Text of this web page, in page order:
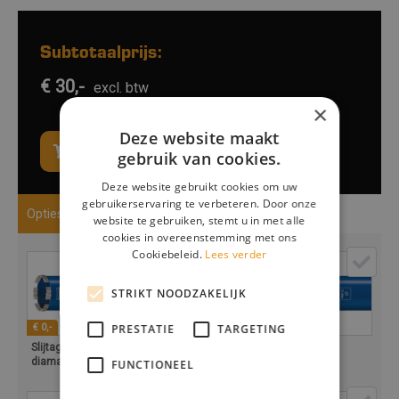
Subtotaalprijs:
€ 30,- excl. btw
In winkelwagen / Opties kiezen
Opties
€ 0,-
Slijtage
diamantboor
€ 0,-
diamantboor
€ 0,-
×
Deze website maakt
gebruik van cookies.
Deze website gebruikt cookies om uw
gebruikerservaring te verbeteren. Door onze
website te gebruiken, stemt u in met alle
cookies in overeenstemming met ons
Cookiebeleid. Lees verder
STRIKT NOODZAKELIJK
PRESTATIE TARGETING
FUNCTIONEEL